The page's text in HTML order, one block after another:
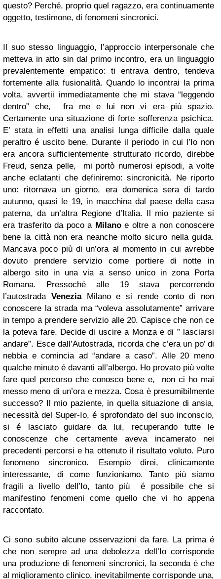
questo? Perché, proprio quel ragazzo, era continuamente
oggetto, testimone, di fenomeni sincronici.
Il suo stesso linguaggio, l’approccio interpersonale che
metteva in atto sin dal primo incontro, era un linguaggio
prevalentemente empatico: ti entrava dentro, tendeva
fortemente alla fusionalità. Quando lo incontrai la prima
volta, avvertii immediatamente che mi stava “leggendo
dentro” che, fra me e lui non vi era più spazio.
Certamente una situazione di forte sofferenza psichica.
E’ stata in effetti una analisi lunga difficile dalla quale
peraltro é uscito bene. Durante il periodo in cui l’Io non
era ancora sufficientemente strutturato ricordo, direbbe
Freud, senza pelle, mi portò numerosi episodi, a volte
anche eclatanti che definiremo: sincronicità. Ne riporto
uno: ritornava un giorno, era domenica sera di tardo
autunno, quasi le 19, in macchina dal paese della casa
paterna, da un’altra Regione d’Italia. Il mio paziente si
era trasferito da poco a Milanoe oltre a non conoscere
bene la città non era neanche molto sicuro nella guida.
Mancava poco più di un’ora al momento in cui avrebbe
dovuto prendere servizio come portiere di notte in
albergo sito in una via a senso unico in zona Porta
Romana. Pressoché alle 19 stava percorrendo
l’autostrada VeneziaMilano e si rende conto di non
conoscere la strada ma “voleva assolutamente” arrivare
in tempo a prendere servizio alle 20. Capisce che non ce
la poteva fare. Decide di uscire a Monza e di ” lasciarsi
andare”. Esce dall’Autostrada, ricorda che c’era un po’ di
nebbia e comincia ad “andare a caso”. Alle 20 meno
qualche minuto é davanti all’albergo. Ho provato più volte
fare quel percorso che conosco bene e, non ci ho mai
messo meno di un’ora e mezza. Cosa è presumibilmente
successo? Il mio paziente, in quella situazione di ansia,
necessità del Super-Io, é sprofondato del suo inconscio,
si é lasciato guidare da lui, recuperando tutte le
conoscenze che certamente aveva incamerato nei
precedenti percorsi e ha ottenuto il risultato voluto. Puro
fenomeno sincronico. Esempio direi, clinicamente
interessante, di come funzioniamo. Tanto più siamo
fragili a livello dell’Io, tanto più é possibile che si
manifestino fenomeni come quello che vi ho appena
raccontato.
Ci sono subito alcune osservazioni da fare. La prima é
che non sempre ad una debolezza dell’Io corrisponde
una produzione di fenomeni sincronici, la seconda é che
al miglioramento clinico, inevitabilmente corrisponde una,